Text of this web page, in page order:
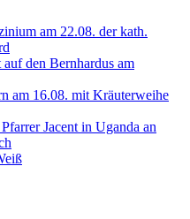
am 22.08. der kath.
den Bernhardus am
am 16.08. mit Kräuterweihe
Jacent in Uganda an